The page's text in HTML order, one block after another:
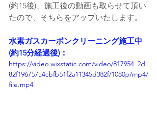
(約15後)、施工後の動画も取らせて頂い
たので、そちらをアップいたします。
水素ガスカーボンクリーニング施工中
(約15分経過後)：
https://video.wixstatic.com/video/817954_2d
82f196757a4cbfb51f2a11345d382f/1080p/mp4/
file.mp4